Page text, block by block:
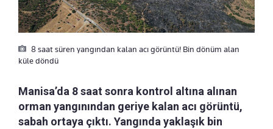
8 saat süren yangından kalan acı görüntü! Bin dönüm alan
küle döndü
Manisa’da 8 saat sonra kontrol altına alınan
orman yangınından geriye kalan acı görüntü,
sabah ortaya çıktı. Yangında yaklaşık bin